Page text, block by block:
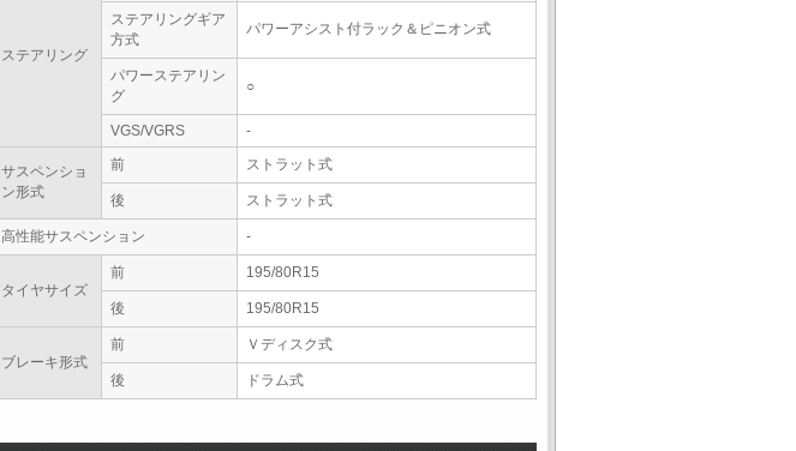
ステアリング
ステアリングギア
方式
パワーアシスト付ラック＆ピニオン式
パワーステアリン
グ
○
VGS/VGRS -
サスペンショ
ン形式
前 ストラット式
後 ストラット式
高性能サスペンション -
タイヤサイズ
前 195/80R15
後 195/80R15
ブレーキ形式
前 Ｖディスク式
後 ドラム式